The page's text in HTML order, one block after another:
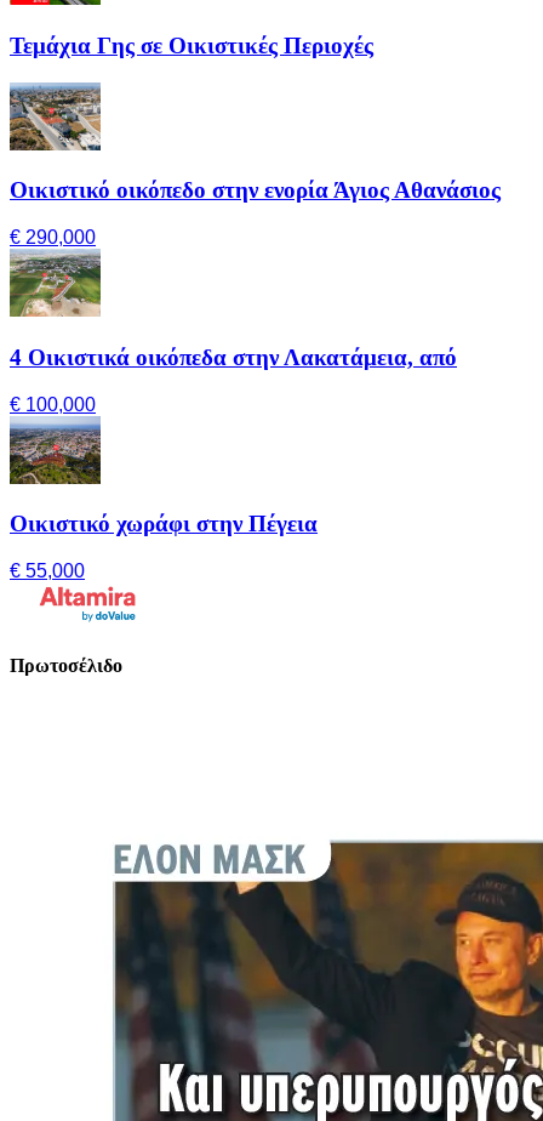
Τεμάχια Γης σε Οικιστικές Περιοχές
Οικιστικό οικόπεδο στην ενορία Άγιος Αθανάσιος
€ 290,000
4 Οικιστικά οικόπεδα στην Λακατάμεια, από
€ 100,000
Οικιστικό χωράφι στην Πέγεια
€ 55,000
Πρωτοσέλιδο